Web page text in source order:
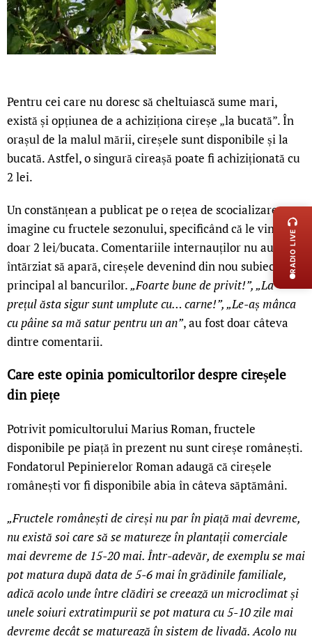
Pentru cei care nu doresc să cheltuiască sume mari,
există și opțiunea de a achiziționa cireșe „la bucată”. În
orașul de la malul mării, cireșele sunt disponibile și la
bucată. Astfel, o singură cireașă poate fi achiziționată cu
2 lei.
Un constănțean a publicat pe o rețea de scocializare o
imagine cu fructele sezonului, specificând că le vinde cu
doar 2 lei/bucata. Comentariile internauților nu au
întărziat să apară, cireșele devenind din nou subiectul
principal al bancurilor.„Foarte bune de privit!”, „La
prețul ăsta sigur sunt umplute cu… carne!”, „Le-aș mânca
cu pâine sa mă satur pentru un an”, au fost doar câteva
dintre comentarii.
Care este opinia pomicultorilor despre cireșele
din piețe
Potrivit pomicultorului Marius Roman, fructele
disponibile pe piață în prezent nu sunt cireșe românești.
Fondatorul Pepinierelor Roman adaugă că cireșele
românești vor fi disponibile abia în câteva săptămâni.
„Fructele românești de cireși nu par în piață mai devreme,
nu există soi care să se matureze în plantații comerciale
mai devreme de 15-20 mai. Într-adevăr, de exemplu se mai
pot matura după data de 5-6 mai în grădinile familiale,
adică acolo unde între clădiri se creează un microclimat și
unele soiuri extratimpurii se pot matura cu 5-10 zile mai
devreme decât se maturează în sistem de livadă. Acolo nu
RADIO LIVE